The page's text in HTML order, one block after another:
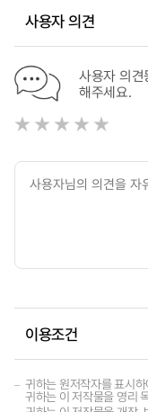
사용자 의견
사용자 의
해주세요.
이용조건
귀하는 원저작자를 표시
귀하는 이 저작물을 영리